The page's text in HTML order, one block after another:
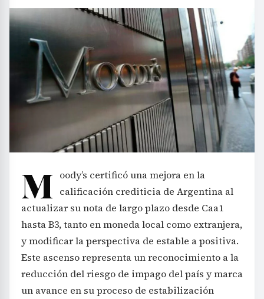
M oody’s certificó una mejora en la
calificación crediticia de Argentina al
actualizar su nota de largo plazo desde Caa1
hasta B3, tanto en moneda local como extranjera,
y modificar la perspectiva de estable a positiva.
Este ascenso representa un reconocimiento a la
reducción del riesgo de impago del país y marca
un avance en su proceso de estabilización